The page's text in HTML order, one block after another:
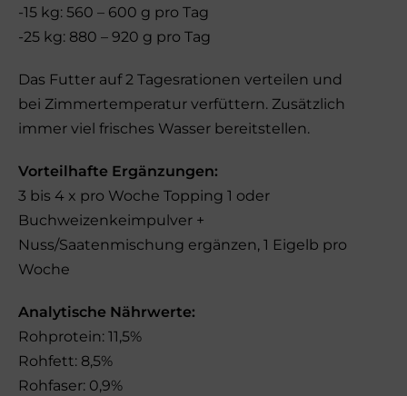
-15 kg: 560 – 600 g pro Tag
-25 kg: 880 – 920 g pro Tag
Das Futter auf 2 Tagesrationen verteilen und
bei Zimmertemperatur verfüttern. Zusätzlich
immer viel frisches Wasser bereitstellen.
Vorteilhafte Ergänzungen:
3 bis 4 x pro Woche Topping 1 oder
Buchweizenkeimpulver +
Nuss/Saatenmischung ergänzen, 1 Eigelb pro
Woche
Analytische Nährwerte:
Rohprotein: 11,5%
Rohfett: 8,5%
Rohfaser: 0,9%